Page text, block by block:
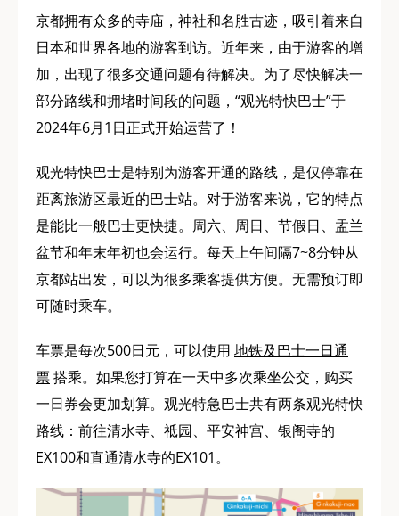
京都拥有众多的寺庙，神社和名胜古迹，吸引着来自
日本和世界各地的游客到访。近年来，由于游客的增
加，出现了很多交通问题有待解决。为了尽快解决一
部分路线和拥堵时间段的问题，“观光特快巴士”于
2024年6月1日正式开始运营了！
观光特快巴士是特别为游客开通的路线，是仅停靠在
距离旅游区最近的巴士站。对于游客来说，它的特点
是能比一般巴士更快捷。周六、周日、节假日、盂兰
盆节和年末年初也会运行。每天上午间隔7~8分钟从
京都站出发，可以为很多乘客提供方便。无需预订即
可随时乘车。
车票是每次500日元，可以使用 地铁及巴士一日通
票搭乘。如果您打算在一天中多次乘坐公交，购买
一日券会更加划算。观光特急巴士共有两条观光特快
路线：前往清水寺、祗园、平安神宫、银阁寺的
EX100和直通清水寺的EX101。